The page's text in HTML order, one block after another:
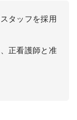
タッフを採用
正看護師と准